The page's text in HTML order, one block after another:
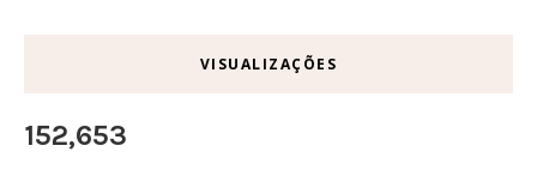
VISUALIZAÇÕES
152,653